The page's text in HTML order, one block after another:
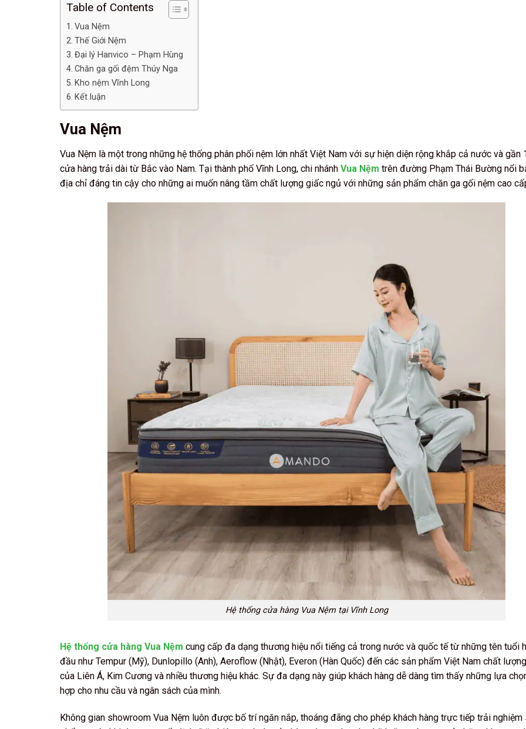
Table of Contents
Vua Nệm
Thế Giới Nệm
Đại lý Hanvico – Phạm Hùng
Chăn ga gối đệm Thúy Nga
Kho nệm Vĩnh Long
Kết luận
Vua Nệm
Vua Nệm là một trong những hệ thống phân phối nệm lớn nhất Việt Nam với sự hiện diện rộng khắp cả nước và gần
cửa hàng trải dài từ Bắc vào Nam. Tại thành phố Vĩnh Long, chi nhánh Vua Nệm trên đường Phạm Thái Bường nổi
địa chỉ đáng tin cậy cho những ai muốn nâng tầm chất lượng giấc ngủ với những sản phẩm chăn ga gối nệm cao
Hệ thống cửa hàng Vua Nệm tại Vĩnh Long
Hệ thống cửa hàng Vua Nệm cung cấp đa dạng thương hiệu nổi tiếng cả trong nước và quốc tế từ những tên tuổi
đầu như Tempur (Mỹ), Dunlopillo (Anh), Aeroflow (Nhật), Everon (Hàn Quốc) đến các sản phẩm Việt Nam chất
của Liên Á, Kim Cương và nhiều thương hiệu khác. Sự đa dạng này giúp khách hàng dễ dàng tìm thấy những lựa
hợp cho nhu cầu và ngân sách của mình.
Không gian showroom Vua Nệm luôn được bố trí ngăn nắp, thoáng đãng cho phép khách hàng trực tiếp trải nghiệm